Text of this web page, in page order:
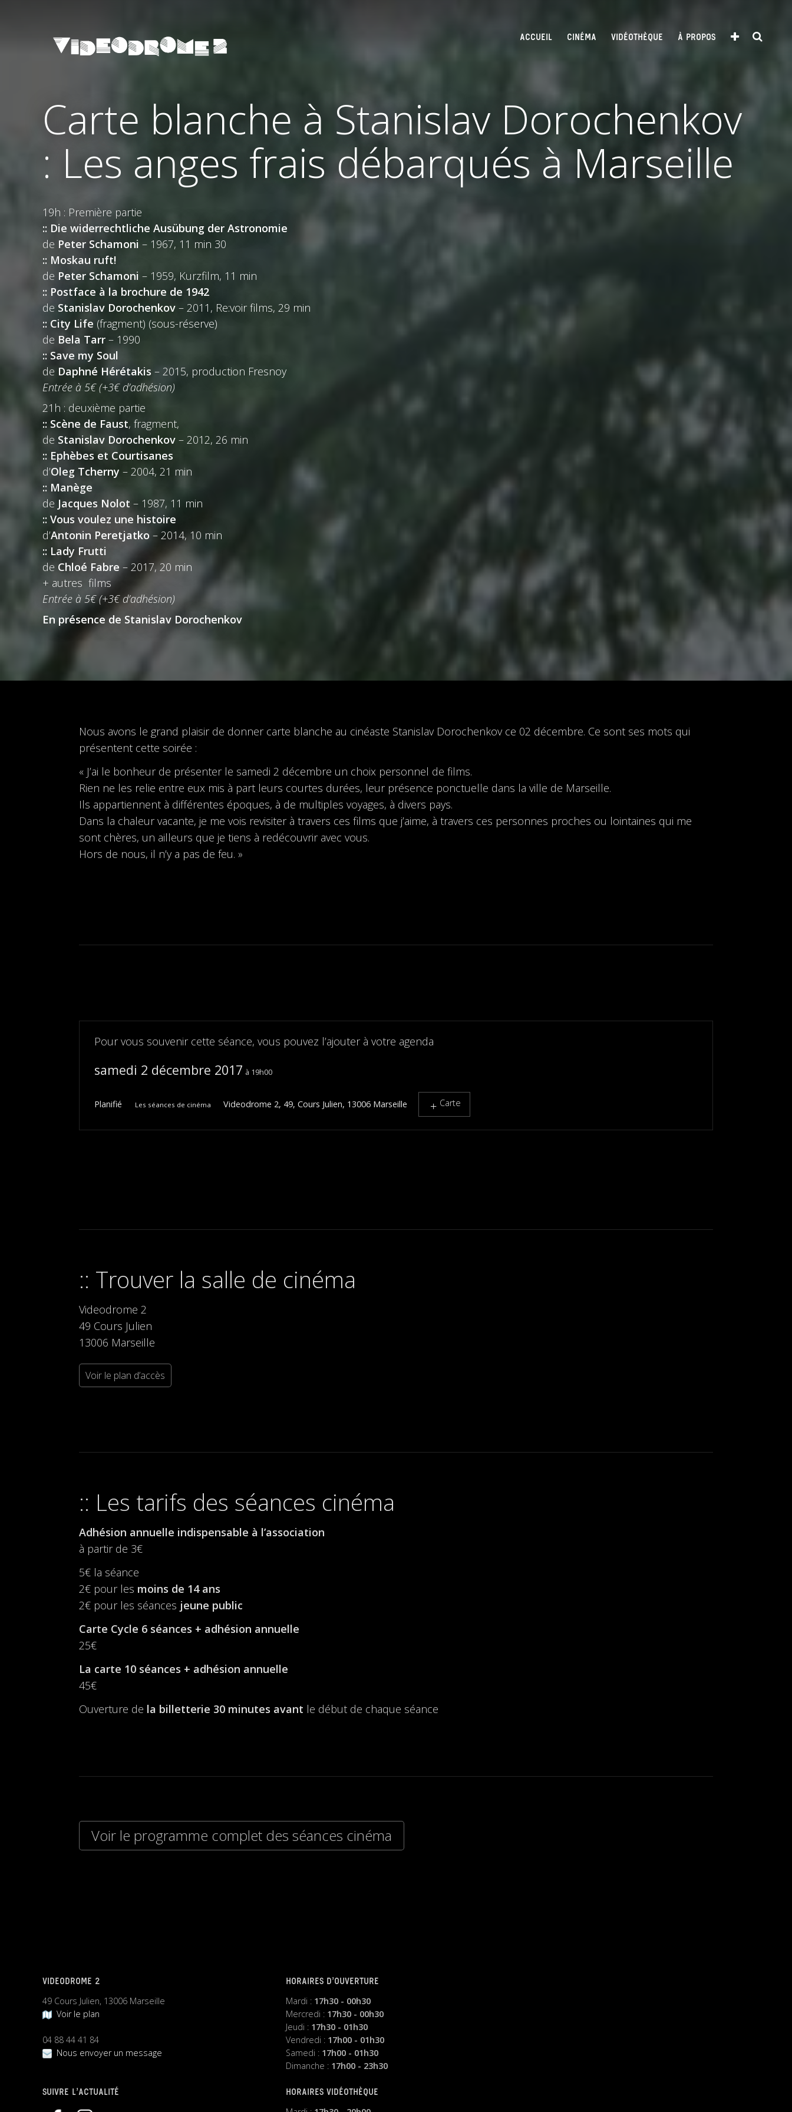
ACCUEIL CINÉMA VIDÉOTHÈQUE À PROPOS
Carte blanche à Stanislav Dorochenkov
: Les anges frais débarqués à Marseille
19h : Première partie
:: Die widerrechtliche Ausübung der Astronomie
de Peter Schamoni – 1967, 11 min 30
:: Moskau ruft!
de Peter Schamoni – 1959, Kurzfilm, 11 min
:: Postface à la brochure de 1942
de Stanislav Dorochenkov – 2011, Re:voir films, 29 min
:: City Life (fragment) (sous-réserve)
de Bela Tarr – 1990
:: Save my Soul
de Daphné Hérétakis – 2015, production Fresnoy
Entrée à 5€ (+3€ d’adhésion)
21h : deuxième partie
:: Scène de Faust, fragment,
de Stanislav Dorochenkov – 2012, 26 min
:: Ephèbes et Courtisanes
d’Oleg Tcherny – 2004, 21 min
:: Manège
de Jacques Nolot – 1987, 11 min
:: Vous voulez une histoire
d’Antonin Peretjatko – 2014, 10 min
:: Lady Frutti
de Chloé Fabre – 2017, 20 min
+ autres films
Entrée à 5€ (+3€ d’adhésion)
En présence de Stanislav Dorochenkov
Nous avons le grand plaisir de donner carte blanche au cinéaste Stanislav Dorochenkov ce 02 décembre. Ce sont ses mots qui
présentent cette soirée :
« J’ai le bonheur de présenter le samedi 2 décembre un choix personnel de films.
Rien ne les relie entre eux mis à part leurs courtes durées, leur présence ponctuelle dans la ville de Marseille.
Ils appartiennent à différentes époques, à de multiples voyages, à divers pays.
Dans la chaleur vacante, je me vois revisiter à travers ces films que j’aime, à travers ces personnes proches ou lointaines qui me
sont chères, un ailleurs que je tiens à redécouvrir avec vous.
Hors de nous, il n’y a pas de feu. »
Pour vous souvenir cette séance, vous pouvez l’ajouter à votre agenda
samedi 2 décembre 2017 19h00
Planifié Les séances de cinéma Videodrome 2, 49, Cours Julien, 13006 Marseille Carte
Trouver la salle de cinéma
Videodrome 2
49 Cours Julien
13006 Marseille
Voir le plan d’accès
Les tarifs des séances cinéma
Adhésion annuelle indispensable à l’association
à partir de 3€
5€ la séance
2€ pour les moins de 14 ans
2€ pour les séances jeune public
Carte Cycle 6 séances + adhésion annuelle
25€
La carte 10 séances + adhésion annuelle
45€
Ouverture de la billetterie 30 minutes avant le début de chaque séance
Voir le programme complet des séances cinéma
VIDEODROME 2
49 Cours Julien, 13006 Marseille
Voir le plan
04 88 44 41 84
Nous envoyer un message
SUIVRE L’ACTUALITÉ
HORAIRES D’OUVERTURE
Mardi : 17h30 - 00h30
Mercredi : 17h30 - 00h30
Jeudi : 17h30 - 01h30
Vendredi : 17h00 - 01h30
Samedi : 17h00 - 01h30
Dimanche : 17h00 - 23h30
HORAIRES VIDÉOTHÈQUE